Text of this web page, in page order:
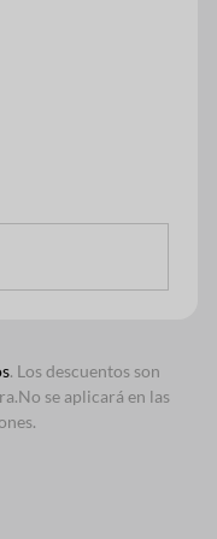
. Los descuentos son
No se aplicará en las